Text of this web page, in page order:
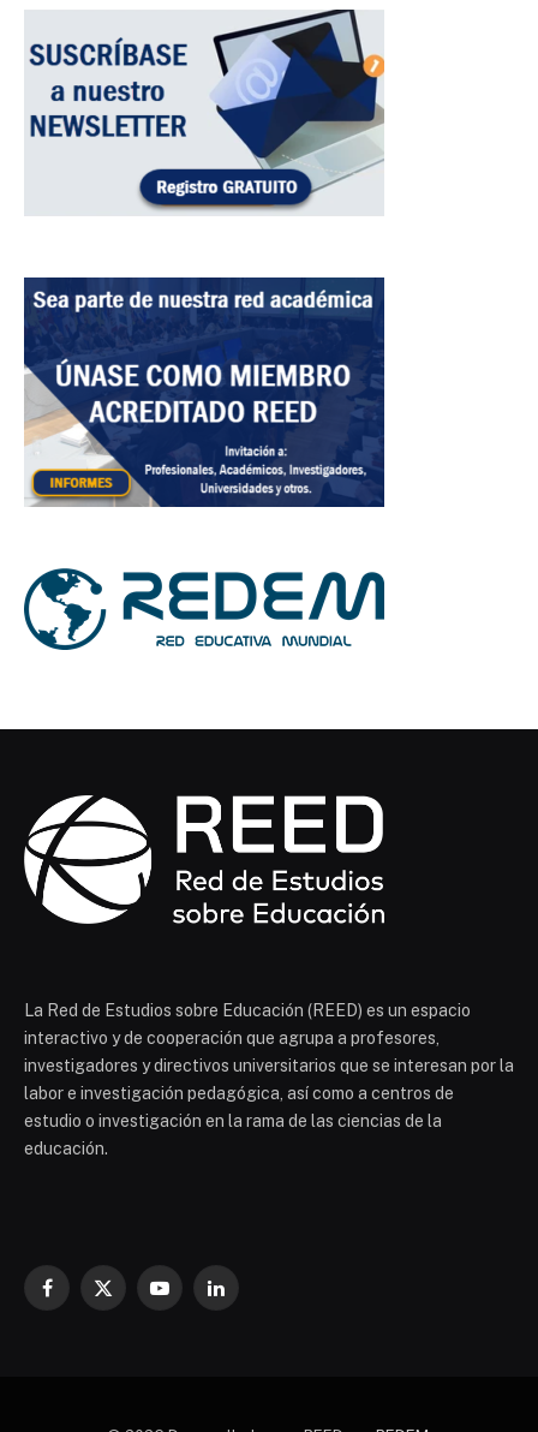
La Red de Estudios sobre Educación (REED) es un espacio
interactivo y de cooperación que agrupa a profesores,
investigadores y directivos universitarios que se interesan por la
labor e investigación pedagógica, así como a centros de
estudio o investigación en la rama de las ciencias de la
educación.
Facebook
X
YouTubeLinkedIn